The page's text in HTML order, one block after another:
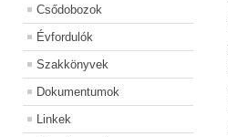
Csődobozok
Évfordulók
Szakkönyvek
Dokumentumok
Linkek